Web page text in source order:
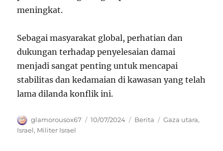
meningkat.
Sebagai masyarakat global, perhatian dan
dukungan terhadap penyelesaian damai
menjadi sangat penting untuk mencapai
stabilitas dan kedamaian di kawasan yang telah
lama dilanda konflik ini.
Author
glamorousox67
Posted
10/07/2024 Categories
Berita Tags
Gaza utara,
Israel, Militer Israel